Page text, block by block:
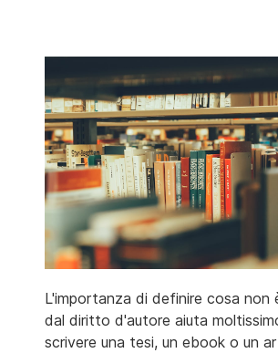
L'importanza di definire cosa non
dal diritto d'autore aiuta
scrivere una tesi, un ebook o un